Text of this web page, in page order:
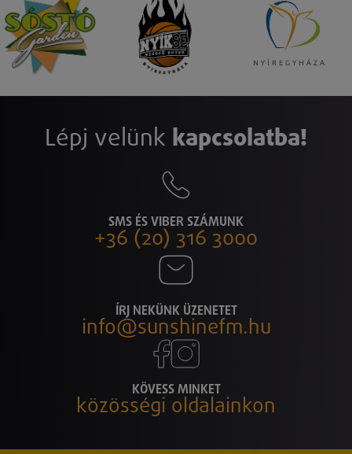
Lépj velünk kapcsolatba!
SMS ÉS VIBER SZÁMUNK
+36 (20) 316 3000
ÍRJ NEKÜNK ÜZENETET
info@sunshinefm.hu
KÖVESS MINKET
közösségi oldalainkon